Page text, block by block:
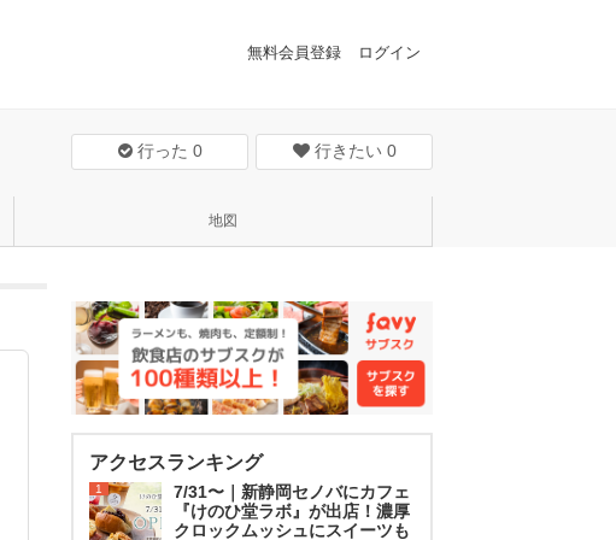
無料会員登録 ログイン
行った 0 行きたい 0
地図
アクセスランキング
1
7/31〜｜新静岡セノバにカフェ
『けのひ堂ラボ』が出店！濃厚
クロックムッシュにスイーツも